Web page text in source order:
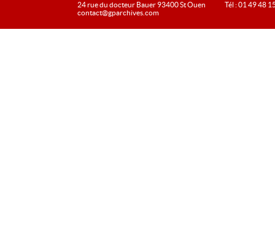
24 rue du docteur Bauer 93400 St Ouen
contact@gparchives.com
Tél : 01 49 48